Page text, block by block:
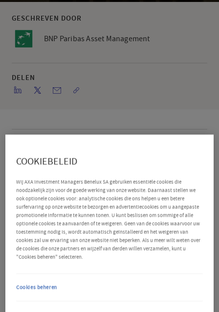
GESCHREVEN DOOR
BNP Paribas Asset Management
DELEN
De VN heeft zijn prognose voor de wereldwijde
economische groei verlaagd en zijn
inflatieverwachtingen opgetrokken vanwege het
aanhoudende conflict in het Midden-Oosten. Het
verwacht nu een wereldwijde groei van 2,5% dit jaar,
minder dan de 2,7% die in januari voorspeld werd.
Daarna zou de groei licht aantrekken tot 2,8% in
COOKIEBELEID
Wij AXA Investment Managers Benelux SA gebruiken essentiële cookies die
noodzakelijk zijn voor de goede werking van onze website. Daarnaast stellen we
ook optionele cookies voor: analytische cookies die ons helpen u een betere
surfervaring op onze website te bezorgen en advertentiecookies om u aangepaste
promotionele informatie te kunnen tonen. U kunt beslissen om sommige of alle
optionele cookies te aanvaarden of te weigeren. Geen van de cookies waarvoor uw
toestemming nodig is, wordt automatisch geïnstalleerd en het weigeren van
cookies zal uw ervaring van onze website niet beperken. Als u meer wilt weten over
de cookies die onze partners en wijzelf van derden willen verzamelen, kunt u
"Cookies beheren" selecteren.
Cookies beheren